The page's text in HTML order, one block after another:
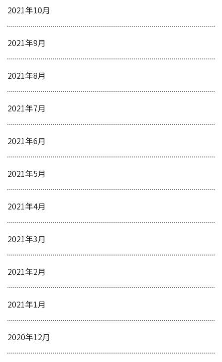
2021年10月
2021年9月
2021年8月
2021年7月
2021年6月
2021年5月
2021年4月
2021年3月
2021年2月
2021年1月
2020年12月